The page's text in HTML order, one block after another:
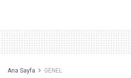
Ana Sayfa GENEL